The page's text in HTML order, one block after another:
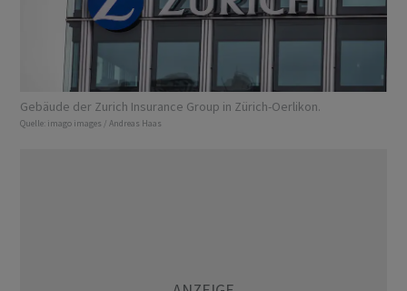
Gebäude der Zurich Insurance Group in Zürich-Oerlikon.
Quelle: imago images / Andreas Haas